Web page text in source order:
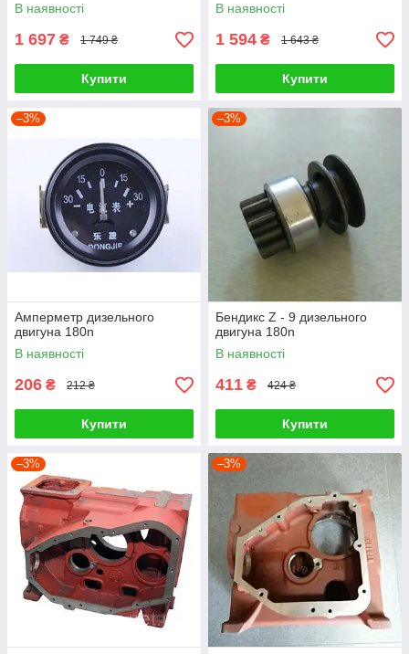
В наявності
1 697 ₴ 1 749 ₴
Купити
В наявності
1 594 ₴ 1 643 ₴
Купити
–3%
Амперметр дизельного
двигуна 180n
В наявності
206 ₴ 212 ₴
Купити
–3%
Бендикс Z - 9 дизельного
двигуна 180n
В наявності
411 ₴ 424 ₴
Купити
–3% –3%